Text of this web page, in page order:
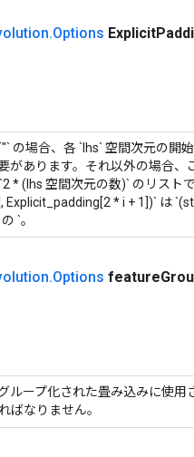
.Options Explicit
の場合、各 `lhs` 空間次元の
があります。それ以外の場合
* (lhs 空間次元の数)` のリスト
Explicit_padding[2 * i + 1])` は
`。
.Options feature
ループ化された畳み込みに使
ばなりません。